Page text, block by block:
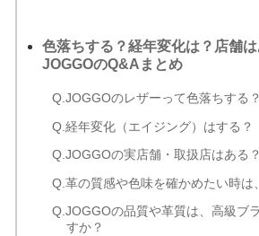
色落ちする？経年変化は？店舗は
JOGGOのQ&Aまとめ
Q.JOGGOのレザーって色落ちする？
Q.経年変化（エイジング）はする？
Q.JOGGOの実店舗・取扱店はある？
Q.革の質感や色味を確かめたい時は
Q.JOGGOの品質や革質は、高級ブ
すか？